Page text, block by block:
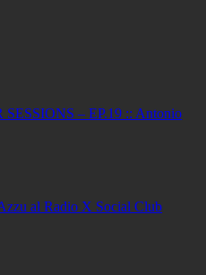
– EP.19 :: Antonio
al Radio X Social Club